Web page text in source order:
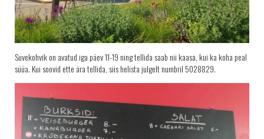
Suvekohvik on avatud iga päev 11-19 ning tellida saab nii kaasa, kui ka koha peal
süüa. Kui soovid ette ära tellida, siis helista julgelt numbril 5028829.